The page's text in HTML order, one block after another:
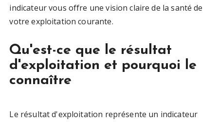
indicateur vous offre une vision claire de la santé de
votre exploitation courante.
Qu'est-ce que le résultat
d'exploitation et pourquoi le
connaître
Le résultat d'exploitation représente un indicateur